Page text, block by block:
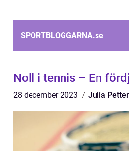
SPORTBLOGGARNA.se
Noll i tennis – En
28 december 2023 Julia